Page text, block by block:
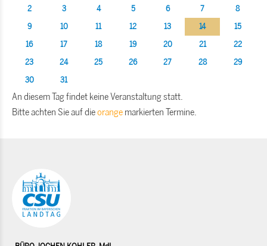
2
3 4 5 6 7
8
9
10 11 12 13 14
15
16
17 18 19 20 21
22
23
24 25 26 27 28
29
30
31
An diesem Tag findet keine Veranstaltung statt.
Bitte achten Sie auf dieorange markierten Termine.